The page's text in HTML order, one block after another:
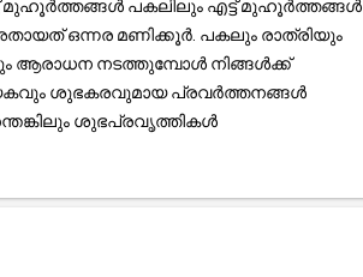
മുഹൂർത്തങ്ങൾ പകലിലും എട്ട് മുഹൂർത്തങ്ങൾ
ഒന്നര മണിക്കൂർ. പകലും രാത്രിയും
ആരാധന നടത്തുമ്പോൾ നിങ്ങൾക്ക്
ശുഭകരവുമായ പ്രവർത്തനങ്ങൾ
ശുഭപ്രവൃത്തികൾ